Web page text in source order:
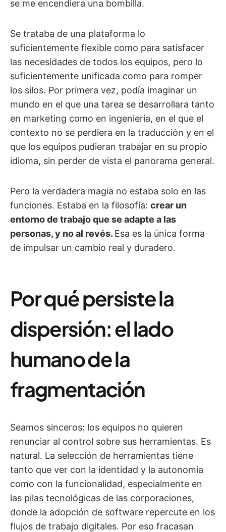
se me encendiera una bombilla.
Se trataba de una plataforma lo
suficientemente flexible como para satisfacer
las necesidades de todos los equipos, pero lo
suficientemente unificada como para romper
los silos. Por primera vez, podía imaginar un
mundo en el que una tarea se desarrollara tanto
en marketing como en ingeniería, en el que el
contexto no se perdiera en la traducción y en el
que los equipos pudieran trabajar en su propio
idioma, sin perder de vista el panorama general.
Pero la verdadera magia no estaba solo en las
funciones. Estaba en la filosofía: crear un
entorno de trabajo que se adapte a las
personas, y no al revés. Esa es la única forma
de impulsar un cambio real y duradero.
Por qué persiste la
dispersión: el lado
humano de la
fragmentación
Seamos sinceros: los equipos no quieren
renunciar al control sobre sus herramientas. Es
natural. La selección de herramientas tiene
tanto que ver con la identidad y la autonomía
como con la funcionalidad, especialmente en
las pilas tecnológicas de las corporaciones,
donde la adopción de software repercute en los
flujos de trabajo digitales. Por eso fracasan